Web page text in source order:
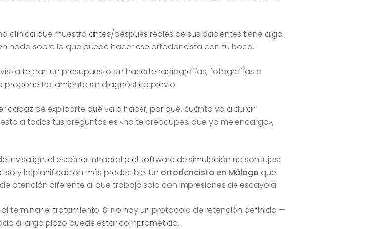
clínica que muestra antes/después reales de sus pacientes tiene algo
nada sobre lo que puede hacer ese ortodoncista con tu boca.
visita te dan un presupuesto sin hacerte radiografías, fotografías o
propone tratamiento sin diagnóstico previo.
capaz de explicarte qué va a hacer, por qué, cuánto va a durar
a todas tus preguntas es «no te preocupes, que yo me encargo»,
Invisalign, el escáner intraoral o el software de simulación no son lujos:
y la planificación más predecible. Un ortodoncista en Málaga que
atención diferente al que trabaja solo con impresiones de escayola.
terminar el tratamiento. Si no hay un protocolo de retención definido —
a largo plazo puede estar comprometido.